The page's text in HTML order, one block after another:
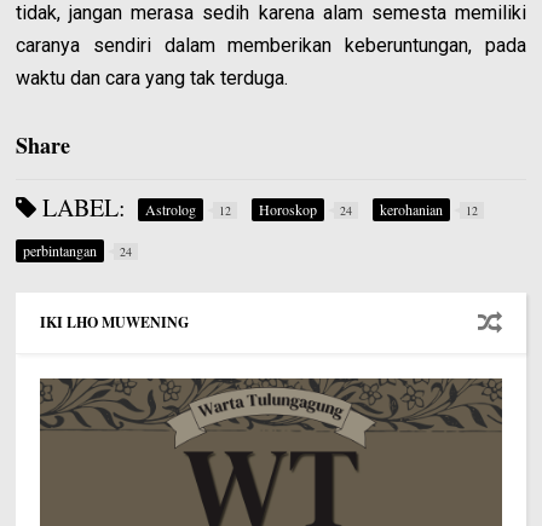
tidak, jangan merasa sedih karena alam semesta memiliki
caranya sendiri dalam memberikan keberuntungan, pada
waktu dan cara yang tak terduga.
Share
LABEL: Astrolog 12 Horoskop 24 kerohanian 12
perbintangan 24
IKI LHO MUWENING